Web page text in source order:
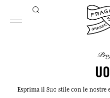
Esprima il Suo stile con le nostre